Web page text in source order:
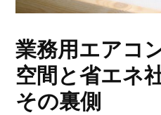
業務用エアコ
空間と省エネ
その裏側